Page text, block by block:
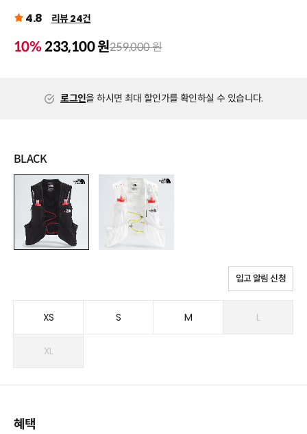
4.8 리뷰 24건
10% 233,100 원259,000 원
로그인을 하시면 최대 할인가를 확인하실 수 있습니다.
BLACK
입고 알림 신청
XS S M L
XL
혜택